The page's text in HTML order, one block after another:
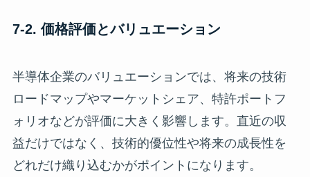
7-2. 価格評価とバリュエーション
半導体企業のバリュエーションでは、将来の技術
ロードマップやマーケットシェア、特許ポートフ
ォリオなどが評価に大きく影響します。直近の収
益だけではなく、技術的優位性や将来の成長性を
どれだけ織り込むかがポイントになります。